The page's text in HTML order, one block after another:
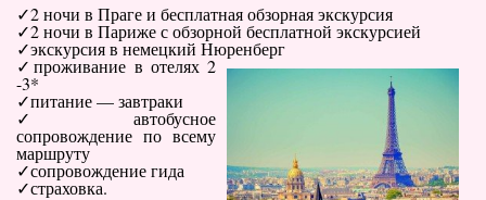
2 ночи в Праге и бесплатная обзорная экскурсия
2 ночи в Париже с обзорной бесплатной экскурсией
экскурсия в немецкий Нюренберг
проживание в отелях 2
-3*
питание — завтраки
автобусное
сопровождение по всему
маршруту
сопровождение гида
страховка.